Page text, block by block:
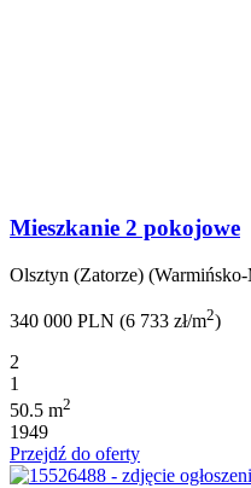
Mieszkanie 2 pokojowe
Olsztyn (Zatorze)
340 000 PLN (6 733 zł/m2)
2
1
50.5 m2
1949
Przejdź do oferty